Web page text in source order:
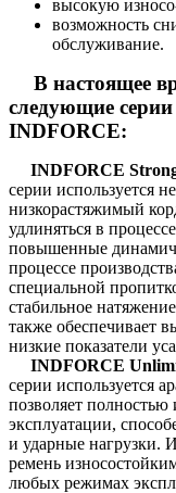
высокую
возможность
обслуживание.
В настоящее
следующие
INDFORCE:
INDFORCE
серии используется
низкорастяжимый
удлиняться в
повышенные
процессе
специальной
стабильное
также обеспечивает
низкие показатели
INDFORCE
серии используется
позволяет полностью
эксплуатации,
и ударные нагрузки.
ремень
любых режимах